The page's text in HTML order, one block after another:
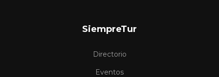
SiempreTur
Directorio
Eventos